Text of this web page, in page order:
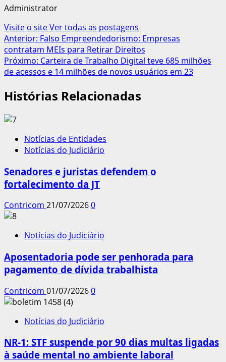
Administrator
Visite o siteVer todas as postagens
Navegação
de
artigos
Anterior: Falso Empreendedorismo: Empresas
contratam MEIs para Retirar Direitos
Próximo: Carteira de Trabalho Digital teve 685 milhões
de acessos e 14 milhões de novos usuários em 23
Histórias Relacionadas
Notícias de Entidades
Notícias do Judiciário
Senadores e juristas defendem o
fortalecimento da JT
Contricom 21/07/20260
Notícias do Judiciário
Aposentadoria pode ser penhorada para
pagamento de dívida trabalhista
Contricom 01/07/20260
Notícias do Judiciário
NR-1: STF suspende por 90 dias multas ligadas
à saúde mental no ambiente laboral